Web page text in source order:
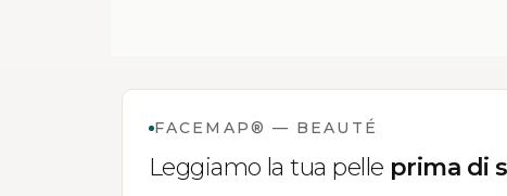
FACEMAP® — BEAUTÉ
Leggiamo la tua pelle prima di